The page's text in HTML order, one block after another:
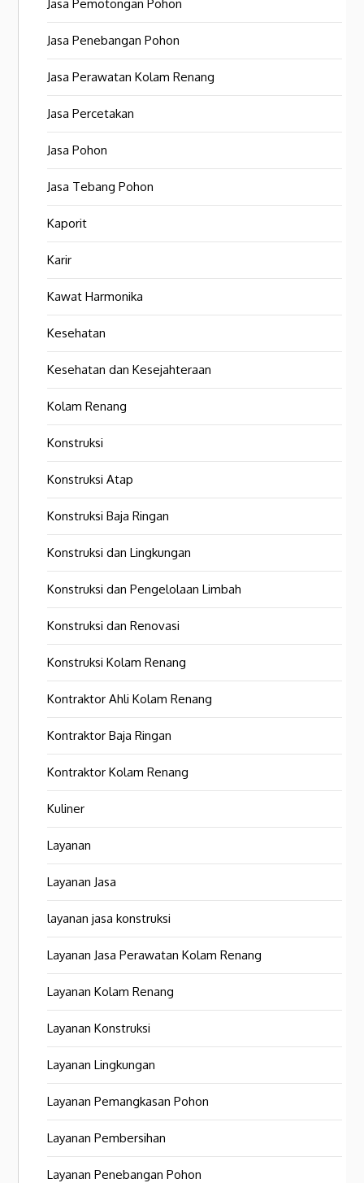
Jasa Pemotongan Pohon
Jasa Penebangan Pohon
Jasa Perawatan Kolam Renang
Jasa Percetakan
Jasa Pohon
Jasa Tebang Pohon
Kaporit
Karir
Kawat Harmonika
Kesehatan
Kesehatan dan Kesejahteraan
Kolam Renang
Konstruksi
Konstruksi Atap
Konstruksi Baja Ringan
Konstruksi dan Lingkungan
Konstruksi dan Pengelolaan Limbah
Konstruksi dan Renovasi
Konstruksi Kolam Renang
Kontraktor Ahli Kolam Renang
Kontraktor Baja Ringan
Kontraktor Kolam Renang
Kuliner
Layanan
Layanan Jasa
layanan jasa konstruksi
Layanan Jasa Perawatan Kolam Renang
Layanan Kolam Renang
Layanan Konstruksi
Layanan Lingkungan
Layanan Pemangkasan Pohon
Layanan Pembersihan
Layanan Penebangan Pohon